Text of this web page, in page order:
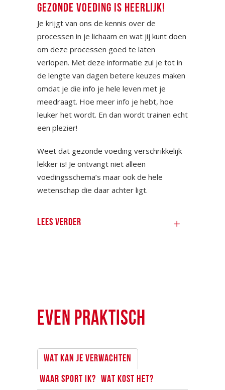
GEZONDE VOEDING IS HEERLIJK!
Je krijgt van ons de kennis over de
processen in je lichaam en wat jij kunt doen
om deze processen goed te laten
verlopen. Met deze informatie zul je tot in
de lengte van dagen betere keuzes maken
omdat je die info je hele leven met je
meedraagt. Hoe meer info je hebt, hoe
leuker het wordt. En dan wordt trainen echt
een plezier!
Weet dat gezonde voeding verschrikkelijk
lekker is! Je ontvangt niet alleen
voedingsschema’s maar ook de hele
wetenschap die daar achter ligt.
Lees verder
EVEN PRAKTISCH
WAT KAN JE VERWACHTEN
WAAR SPORT IK? WAT KOST HET?